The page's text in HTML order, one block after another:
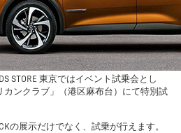
STORE 東京ではイベント試乗会とし
ンクラブ」（港区麻布台）にて特別試
の展示だけでなく、試乗が行えます。